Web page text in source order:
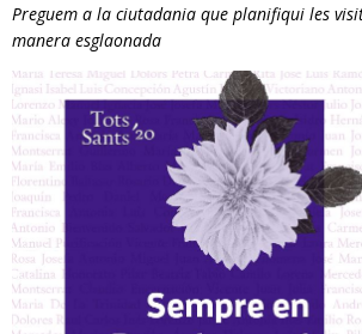
RESPONSABILITAT SOCIAL
Preguem a la ciutadania que planifiqui les
manera esglaonada